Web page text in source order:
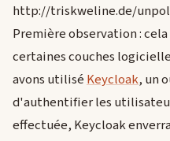
http://triskweline.de/
Première observation :
certaines couches
avons utilisé Keycloak, un
d'authentifier les
effectuée, Keycloak